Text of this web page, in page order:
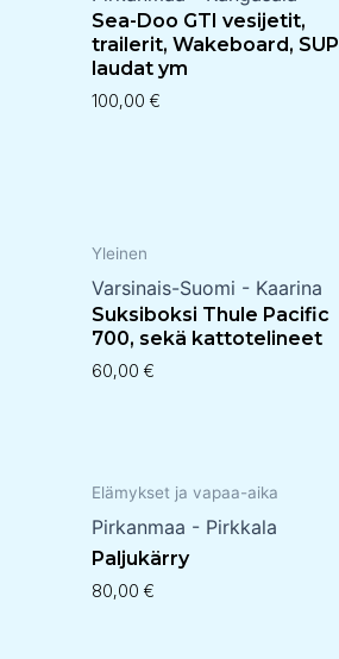
Sea-Doo GTI vesijetit,
trailerit, Wakeboard, SUP
laudat ym
100,00€
Yleinen
Varsinais-Suomi - Kaarina
Suksiboksi Thule Pacific
700, sekä kattotelineet
60,00€
Elämykset ja vapaa-aika
Pirkanmaa - Pirkkala
Paljukärry
80,00€